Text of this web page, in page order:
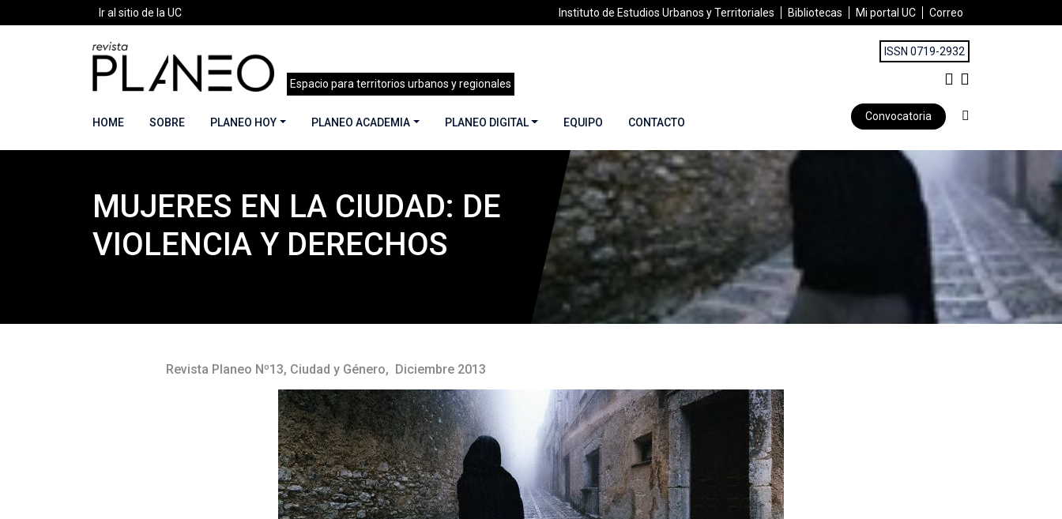
Ir al sitio de la UC Instituto de Estudios Urbanos y Territoriales Bibliotecas Mi portal UC Correo
Espacio para territorios urbanos y regionales
ISSN 0719-2932
HOME SOBRE PLANEO HOY PLANEO ACADEMIA PLANEO DIGITAL EQUIPO CONTACTO Convocatoria
Portada» Planeo Hoy»Secciones » Reseñas» LIBROS»Mujeres en la ciudad: De violencia y derechos
MUJERES EN LA CIUDAD: DE
VIOLENCIA Y DERECHOS
Revista Planeo Nº13, Ciudad y Género, Diciembre 2013